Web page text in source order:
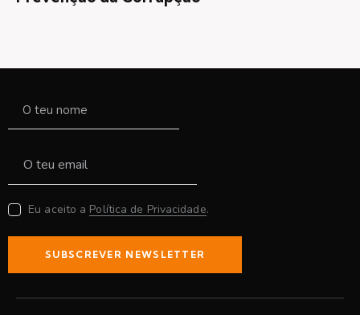
Eu aceito a Política de Privacidade.
SUBSCREVER NEWSLETTER